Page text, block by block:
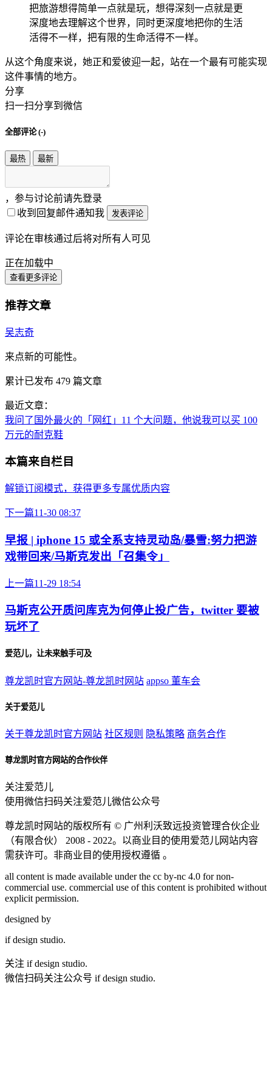
把旅游想得简单一点就是玩，想得深刻一点就是更
深度地去理解这个世界，同时更深度地把你的生活
活得不一样，把有限的生命活得不一样。
从这个角度来说，她正和爱彼迎一起，站在一个最有可能实现
这件事情的地方。
分享
扫一扫分享到微信
全部评论 (-)
最热 最新
，参与讨论前请先登录
收到回复邮件通知我
发表评论
评论在审核通过后将对所有人可见
正在加载中
查看更多评论
推荐文章
吴志奇
来点新的可能性。
累计已发布 479 篇文章
最近文章：
我问了国外最火的「网红」11 个大问题，他说我可以买 100
万元的耐克鞋
本篇来自栏目
解锁订阅模式，获得更多专属优质内容
下一篇11-30 08:37
早报 | iphone 15 或全系支持灵动岛/暴雪:努力把游
戏带回来/马斯克发出「召集令」
上一篇11-29 18:54
马斯克公开质问库克为何停止投广告，twitter 要被
玩坏了
爱范儿，让未来触手可及
尊龙凯时官方网站-尊龙凯时网站 appso 董车会
关于爱范儿
关于尊龙凯时官方网站 社区规则 隐私策略 商务合作
尊龙凯时官方网站的合作伙伴
关注爱范儿
使用微信扫码关注爱范儿微信公众号
尊龙凯时网站的版权所有 © 广州利沃致远投资管理合伙企业
（有限合伙）
2008 - 2022。以商业目的使用爱范儿网站内容
需获许可。非商业目的使用授权遵循 。
all content is made available under the cc by-nc 4.0 for non-
commercial use. commercial use of this content is prohibited without
explicit permission.
designed by
if design studio.
关注 if design studio.
微信扫码关注公众号 if design studio.